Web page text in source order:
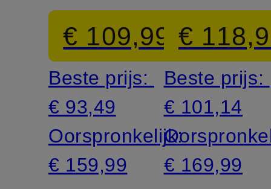
€ 109,99
Beste prijs:
€ 93,49
Oorspronkelijk:
€ 159,99
€
Beste prijs:
€ 101,14
€ 169,99